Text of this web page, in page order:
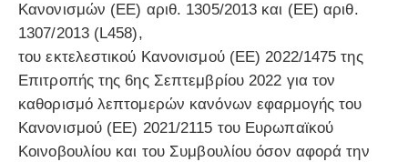
Κανονισμών (ΕΕ) αριθ. 1305/2013 και (ΕΕ) αριθ.
1307/2013 (L458),
του εκτελεστικού Κανονισμού (ΕΕ) 2022/1475 της
Επιτροπής της 6ης Σεπτεμβρίου 2022 για τον
καθορισμό λεπτομερών κανόνων εφαρμογής του
Κανονισμού (ΕΕ) 2021/2115 του Ευρωπαϊκού
Κοινοβουλίου και του Συμβουλίου όσον αφορά την